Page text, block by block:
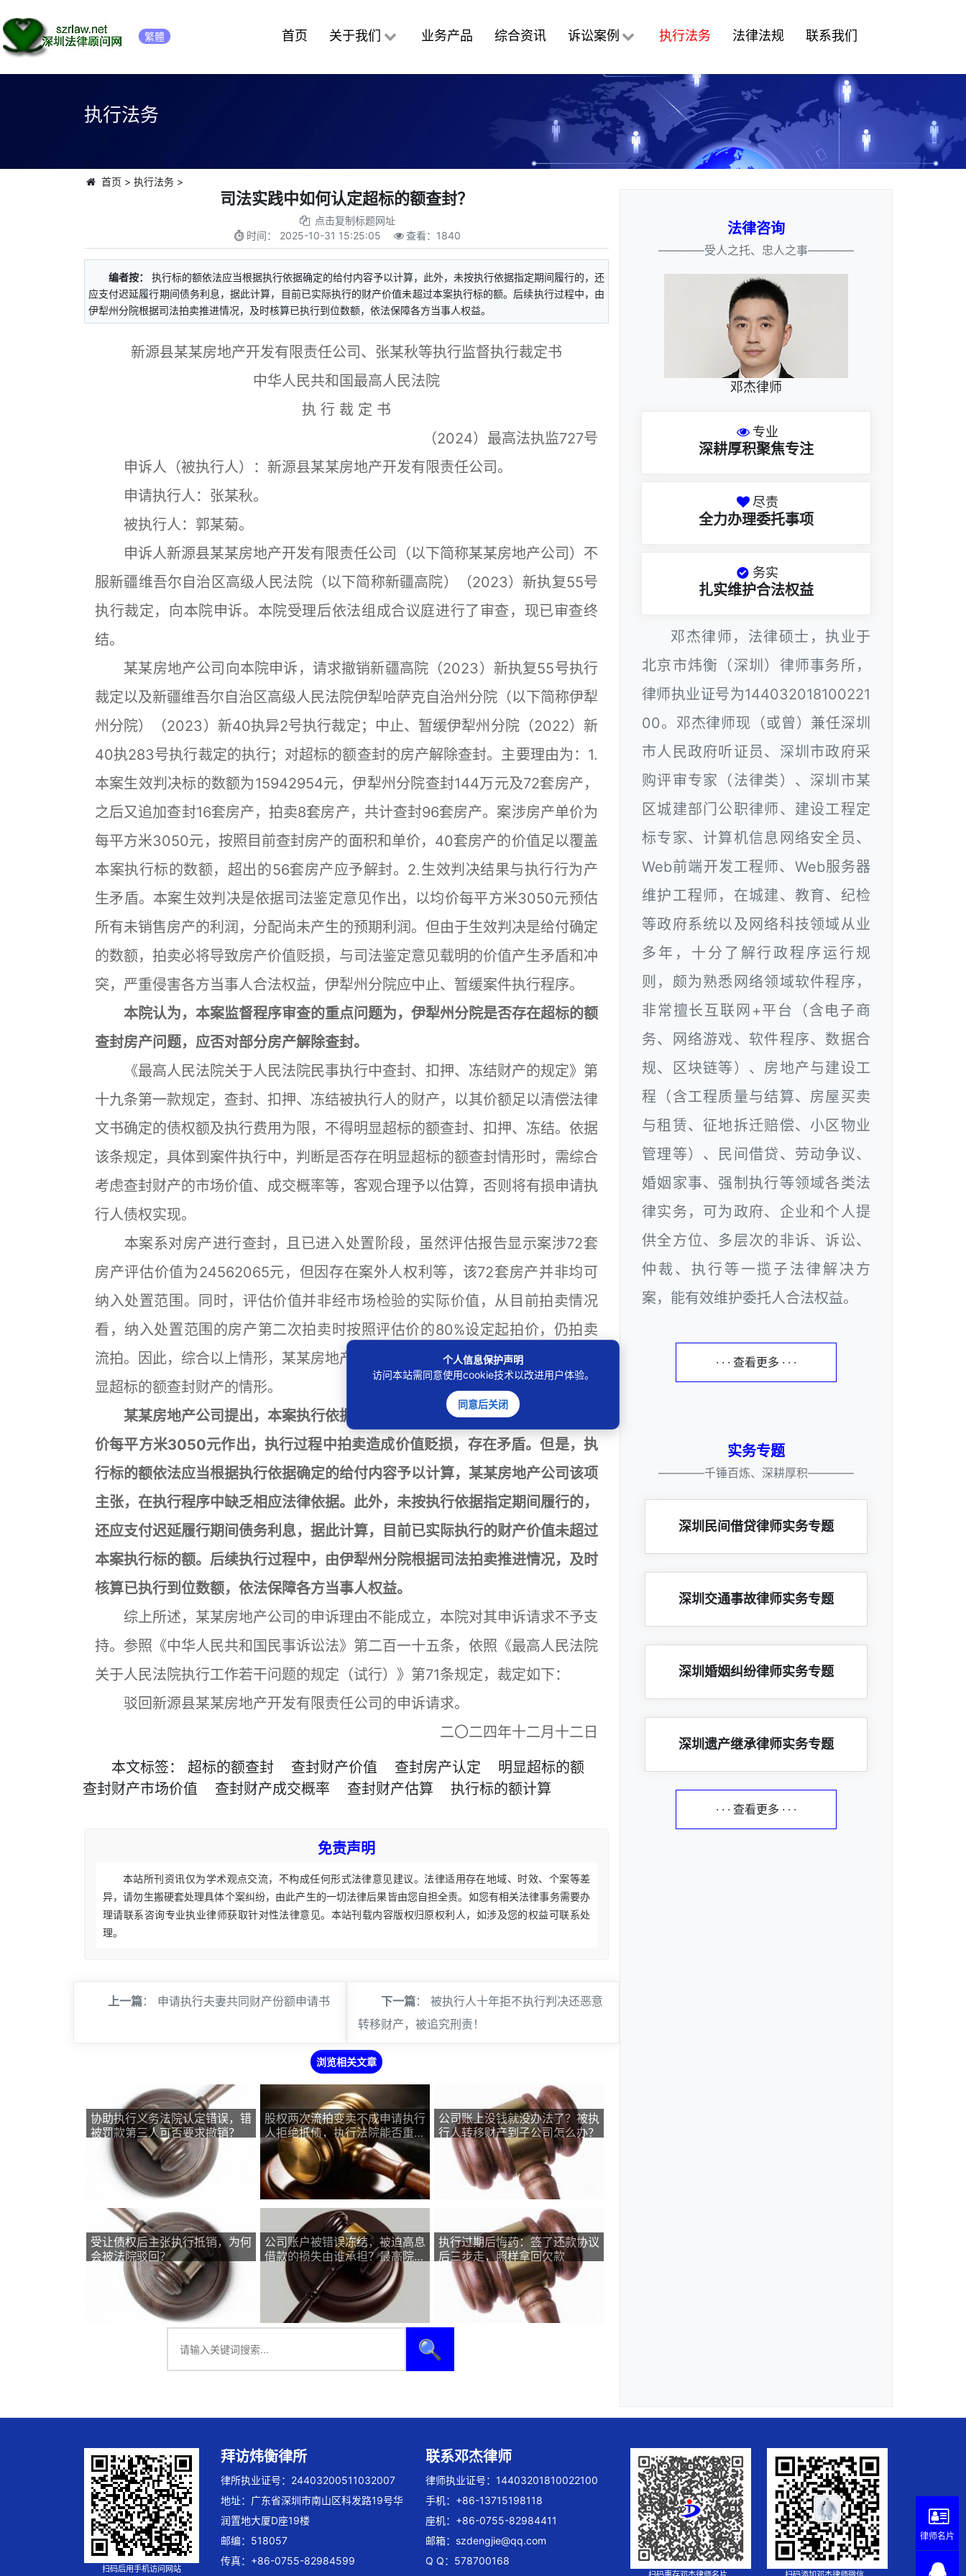
繁體 首页 关于我们 业务产品 综合资讯 诉讼案例 执行法务 法律法规 联系我们
执行法务
首页 > 执行法务>
司法实践中如何认定超标的额查封？
点击复制标题网址
时间： 2025-10-31 15:25:05 查看： 1840
编者按：
执行标的额依法应当根据执行依据确定的给付内容予以计算，此外，未按执行依据指定期间履行的，还
应支付迟延履行期间债务利息，据此计算，目前已实际执行的财产价值未超过本案执行标的额。后续执行过程中，由
伊犁州分院根据司法拍卖推进情况，及时核算已执行到位数额，依法保障各方当事人权益。
新源县某某房地产开发有限责任公司、张某秋等执行监督执行裁定书
中华人民共和国最高人民法院
执 行 裁 定 书
（2024）最高法执监727号
申诉人（被执行人）：新源县某某房地产开发有限责任公司。
申请执行人：张某秋。
被执行人：郭某菊。
申诉人新源县某某房地产开发有限责任公司（以下简称某某房地产公司）不
服新疆维吾尔自治区高级人民法院（以下简称新疆高院）（2023）新执复55号
执行裁定，向本院申诉。本院受理后依法组成合议庭进行了审查，现已审查终
结。
某某房地产公司向本院申诉，请求撤销新疆高院（2023）新执复55号执行
裁定以及新疆维吾尔自治区高级人民法院伊犁哈萨克自治州分院（以下简称伊犁
州分院）（2023）新40执异2号执行裁定；中止、暂缓伊犁州分院（2022）新
40执283号执行裁定的执行；对超标的额查封的房产解除查封。主要理由为：1.
本案生效判决标的数额为15942954元，伊犁州分院查封144万元及72套房产，
之后又追加查封16套房产，拍卖8套房产，共计查封96套房产。案涉房产单价为
每平方米3050元，按照目前查封房产的面积和单价，40套房产的价值足以覆盖
本案执行标的数额，超出的56套房产应予解封。2.生效判决结果与执行行为产
生矛盾。本案生效判决是依据司法鉴定意见作出，以均价每平方米3050元预估
所有未销售房产的利润，分配尚未产生的预期利润。但由于生效判决是给付确定
的数额，拍卖必将导致房产价值贬损，与司法鉴定意见载明的价值产生矛盾和冲
突，严重侵害各方当事人合法权益，伊犁州分院应中止、暂缓案件执行程序。
本院认为，本案监督程序审查的重点问题为，伊犁州分院是否存在超标的额
查封房产问题，应否对部分房产解除查封。
《最高人民法院关于人民法院民事执行中查封、扣押、冻结财产的规定》第
十九条第一款规定，查封、扣押、冻结被执行人的财产，以其价额足以清偿法律
文书确定的债权额及执行费用为限，不得明显超标的额查封、扣押、冻结。依据
该条规定，具体到案件执行中，判断是否存在明显超标的额查封情形时，需综合
考虑查封财产的市场价值、成交概率等，客观合理予以估算，否则将有损申请执
行人债权实现。
本案系对房产进行查封，且已进入处置阶段，虽然评估报告显示案涉72套
房产评估价值为24562065元，但因存在案外人权利等，该72套房产并非均可
纳入处置范围。同时，评估价值并非经市场检验的实际价值，从目前拍卖情况
看，纳入处置范围的房产第二次拍卖时按照评估价的80%设定起拍价，仍拍卖
流拍。因此，综合以上情形，某某房地产公司暂未提交充分证据证明本案存在明
显超标的额查封财产的情形。
某某房地产公司提出，本案执行依据确定的给付数额是依据司法鉴定意见均
价每平方米3050元作出，执行过程中拍卖造成价值贬损，存在矛盾。但是，执
行标的额依法应当根据执行依据确定的给付内容予以计算，某某房地产公司该项
主张，在执行程序中缺乏相应法律依据。此外，未按执行依据指定期间履行的，
还应支付迟延履行期间债务利息，据此计算，目前已实际执行的财产价值未超过
本案执行标的额。后续执行过程中，由伊犁州分院根据司法拍卖推进情况，及时
核算已执行到位数额，依法保障各方当事人权益。
综上所述，某某房地产公司的申诉理由不能成立，本院对其申诉请求不予支
持。参照《中华人民共和国民事诉讼法》第二百一十五条，依照《最高人民法院
关于人民法院执行工作若干问题的规定（试行）》第71条规定，裁定如下：
驳回新源县某某房地产开发有限责任公司的申诉请求。
二〇二四年十二月十二日
本文标签： 超标的额查封 查封财产价值 查封房产认定
明显超标的额
查封财产市场价值
查封财产成交概率 查封财产估算 执行标的额计算
免责声明
本站所刊资讯仅为学术观点交流，不构成任何形式法律意见建议。法律适用存在地域、时效、个案等差
异，请勿生搬硬套处理具体个案纠纷，由此产生的一切法律后果皆由您自担全责。如您有相关法律事务需要办
理请联系咨询专业执业律师获取针对性法律意见。本站刊载内容版权归原权利人，如涉及您的权益可联系处
理。
上一篇： 申请执行夫妻共同财产份额申请书 下一篇： 被执行人十年拒不执行判决还恶意
转移财产，被追究刑责！
浏览相关文章
协助执行义务法院认定错误，错
被罚款第三人可否要求撤销？
股权两次流拍变卖不成申请执行
人拒绝抵债，执行法院能否重新
评估拍卖？
公司账上没钱就没办法了？被执
行人转移财产到子公司怎么办？
受让债权后主张执行抵销，为何
会被法院驳回？
公司账户被错误冻结，被迫高息
借款的损失由谁承担？最高院这
样判
执行过期后悔药：签了还款协议
后三步走，照样拿回欠款
🔍
法律咨询
————受人之托、忠人之事————
邓杰律师
专业
深耕厚积聚焦专注
尽责
全力办理委托事项
务实
扎实维护合法权益
邓杰律师，法律硕士，执业于
北京市炜衡（深圳）律师事务所，
律师执业证号为144032018100221
00。邓杰律师现（或曾）兼任深圳
市人民政府听证员、深圳市政府采
购评审专家（法律类）、深圳市某
区城建部门公职律师、建设工程定
标专家、计算机信息网络安全员、
Web前端开发工程师、Web服务器
维护工程师，在城建、教育、纪检
等政府系统以及网络科技领域从业
多年，十分了解行政程序运行规
则，颇为熟悉网络领域软件程序，
非常擅长互联网+平台（含电子商
务、网络游戏、软件程序、数据合
规、区块链等）、房地产与建设工
程（含工程质量与结算、房屋买卖
与租赁、征地拆迁赔偿、小区物业
管理等）、民间借贷、劳动争议、
婚姻家事、强制执行等领域各类法
律实务，可为政府、企业和个人提
供全方位、多层次的非诉、诉讼、
仲裁、执行等一揽子法律解决方
案，能有效维护委托人合法权益。
· · · 查看更多 · · ·
实务专题
————千锤百炼、深耕厚积————
深圳民间借贷律师实务专题
深圳交通事故律师实务专题
深圳婚姻纠纷律师实务专题
深圳遗产继承律师实务专题
· · · 查看更多 · · ·
扫码后用手机访问网站
拜访炜衡律所
律所执业证号：24403200511032007
地址：广东省深圳市南山区科发路19号华
润置地大厦D座19楼
邮编：518057
传真：+86-0755-82984599
联系邓杰律师
律师执业证号：14403201810022100
手机：+86-13715198118
座机：+86-0755-82984411
邮箱： szdengjie@qq.com
Q Q：578700168
个人信息保护声明
访问本站需同意使用cookie技术以改进用户体验。
同意后关闭
律师名片